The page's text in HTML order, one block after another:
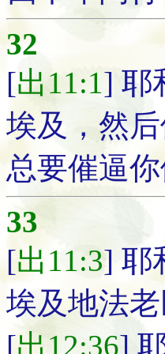
32
[出11:1] 耶
埃及，然
总要催逼
33
[出11:3] 耶
埃及地法
[出12:36]